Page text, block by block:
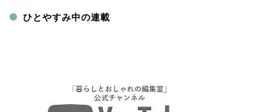
ひとやすみ中の連載